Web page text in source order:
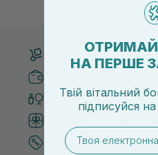
Бесплатная доставка
Только оригинальная
Лучшие цены и топ
НА ПЕРШЕ
Твій вітальний
підписуйся на
email